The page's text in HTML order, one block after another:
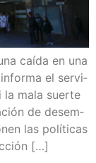
caí­da en una
el ser­vi­
la mala suer­te
de des­em­
las polí­ti­cas
[…]